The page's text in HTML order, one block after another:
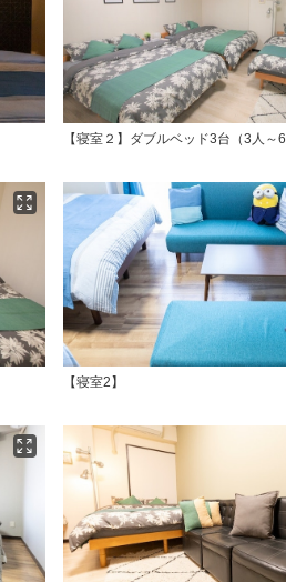
【寝室２】ダブルベッド3台（3人～6
【寝室2】